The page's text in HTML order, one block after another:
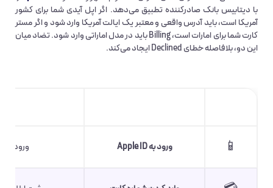
با دیتابیس بانک صادرکننده تطبیق می‌دهد. اگر اپل آیدی شما برای کشور
آمریکا است، باید آدرس واقعی و معتبر یک ایالت آمریکا وارد شود و اگر مستر
کارت شما برای امارات است، Billing باید در مدل اماراتی وارد شود. تضاد میان
این دو، بلافاصله خطای Declined ایجاد می‌کند.
📱 ورود به Apple ID ورود